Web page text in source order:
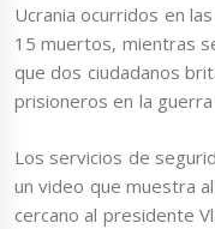
Ucrania ocurridos en
15 muertos, mientras
que dos ciudadanos
prisioneros en la
Los servicios de
un video que muestra
cercano al presidente